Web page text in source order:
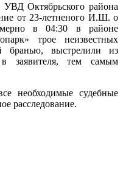
УВД Октябрьского района
от 23-летненого И.Ш. о
в 04:30 в районе
трое неизвестных
бранью, выстрелили из
в заявителя, тем самым
необходимые судебные
расследование.